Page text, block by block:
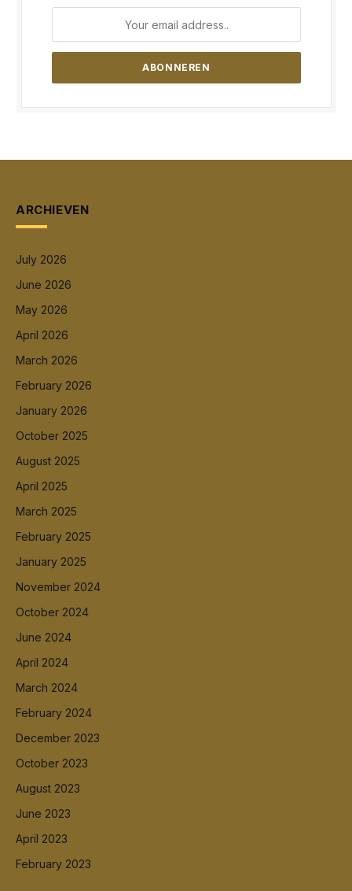
ARCHIEVEN
July 2026
June 2026
May 2026
April 2026
March 2026
February 2026
January 2026
October 2025
August 2025
April 2025
March 2025
February 2025
January 2025
November 2024
October 2024
June 2024
April 2024
March 2024
February 2024
December 2023
October 2023
August 2023
June 2023
April 2023
February 2023